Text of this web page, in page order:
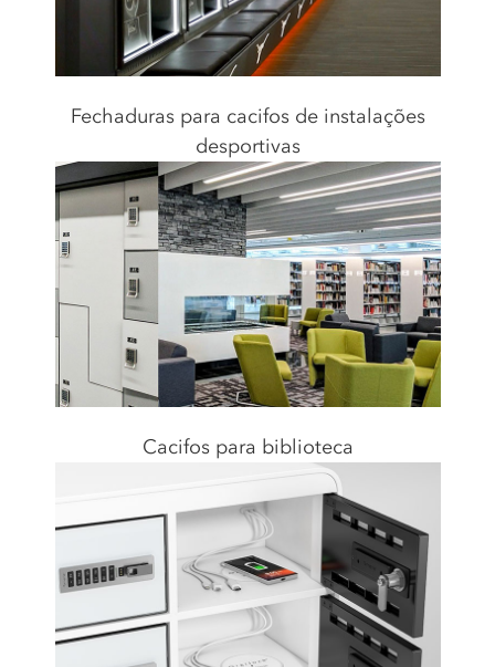
Fechaduras para cacifos de instalações
desportivas
Cacifos para biblioteca